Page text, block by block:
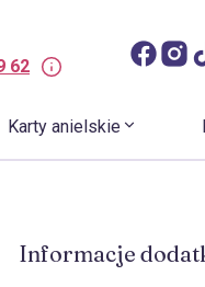
62
Karty anielskie
Informacje